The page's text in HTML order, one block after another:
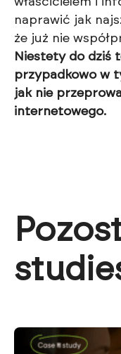
naprawić jak
że już nie
Niestety do dziś
przypadkowo w
jak nie
internetowego.